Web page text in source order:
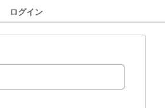
ログイン